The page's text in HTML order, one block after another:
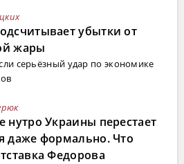
убытки от
жары
серьёзный удар по экономике
нутро Украины перестает
даже формально. Что
Федорова